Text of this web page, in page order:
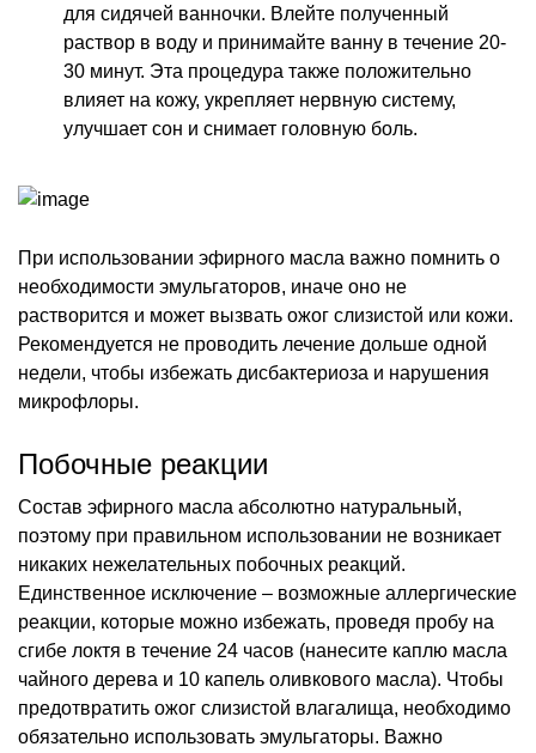
для сидячей ванночки. Влейте полученный
раствор в воду и принимайте ванну в течение 20-
30 минут. Эта процедура также положительно
влияет на кожу, укрепляет нервную систему,
улучшает сон и снимает головную боль.
При использовании эфирного масла важно помнить о
необходимости эмульгаторов, иначе оно не
растворится и может вызвать ожог слизистой или кожи.
Рекомендуется не проводить лечение дольше одной
недели, чтобы избежать дисбактериоза и нарушения
микрофлоры.
Побочные реакции
Состав эфирного масла абсолютно натуральный,
поэтому при правильном использовании не возникает
никаких нежелательных побочных реакций.
Единственное исключение – возможные аллергические
реакции, которые можно избежать, проведя пробу на
сгибе локтя в течение 24 часов (нанесите каплю масла
чайного дерева и 10 капель оливкового масла). Чтобы
предотвратить ожог слизистой влагалища, необходимо
обязательно использовать эмульгаторы. Важно